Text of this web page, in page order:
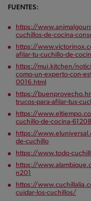
FUENTES:
https://
cuchillos-de-cocina-
https://
afilar-tu-cuchillo-de-
https://mui.kitchen/
como-un-experto-con-
0016.html
https://
trucos-para-afilar-tus-
https://
cuchillo-de-cocina-
https://
de-cuchillo
https://www.todo-
https://
n201
https://
cuidar-los-cuchillos/